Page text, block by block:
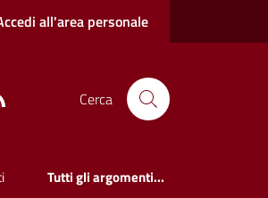
all'area personale
Cerca
Tutti gli argomenti...